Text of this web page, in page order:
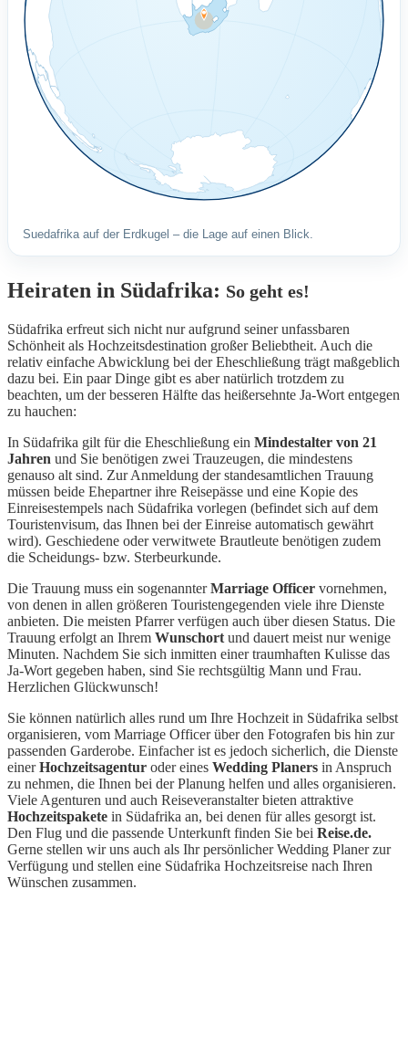
Suedafrika auf der Erdkugel – die Lage auf einen Blick.
Heiraten in Südafrika: So geht es!
Südafrika erfreut sich nicht nur aufgrund seiner unfassbaren
Schönheit als Hochzeitsdestination großer Beliebtheit. Auch die
relativ einfache Abwicklung bei der Eheschließung trägt maßgeblich
dazu bei. Ein paar Dinge gibt es aber natürlich trotzdem zu
beachten, um der besseren Hälfte das heißersehnte Ja-Wort entgegen
zu hauchen:
In Südafrika gilt für die Eheschließung ein Mindestalter von 21
Jahren und Sie benötigen zwei Trauzeugen, die mindestens
genauso alt sind. Zur Anmeldung der standesamtlichen Trauung
müssen beide Ehepartner ihre Reisepässe und eine Kopie des
Einreisestempels nach Südafrika vorlegen (befindet sich auf dem
Touristenvisum, das Ihnen bei der Einreise automatisch gewährt
wird). Geschiedene oder verwitwete Brautleute benötigen zudem
die Scheidungs- bzw. Sterbeurkunde.
Die Trauung muss ein sogenannterMarriage Officer vornehmen,
von denen in allen größeren Touristengegenden viele ihre Dienste
anbieten. Die meisten Pfarrer verfügen auch über diesen Status. Die
Trauung erfolgt an Ihrem Wunschort und dauert meist nur wenige
Minuten. Nachdem Sie sich inmitten einer traumhaften Kulisse das
Ja-Wort gegeben haben, sind Sie rechtsgültig Mann und Frau.
Herzlichen Glückwunsch!
Sie können natürlich alles rund um Ihre Hochzeit in Südafrika selbst
organisieren, vom Marriage Officer über den Fotografen bis hin zur
passenden Garderobe. Einfacher ist es jedoch sicherlich, die Dienste
einerHochzeitsagentur oder eines Wedding Planers in Anspruch
zu nehmen, die Ihnen bei der Planung helfen und alles organisieren.
Viele Agenturen und auch Reiseveranstalter bieten attraktive
Hochzeitspakete in Südafrika an, bei denen für alles gesorgt ist.
Den Flug und die passende Unterkunft finden Sie bei Reise.de.
Gerne stellen wir uns auch als Ihr persönlicher Wedding Planer zur
Verfügung und stellen eine Südafrika Hochzeitsreise nach Ihren
Wünschen zusammen.